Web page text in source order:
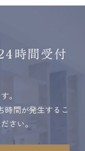
時間受付
。
時間が発生するこ
さい。